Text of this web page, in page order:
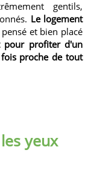
gentils,
Le logement
et bien placé
pour profiter d'un
proche de tout
yeux